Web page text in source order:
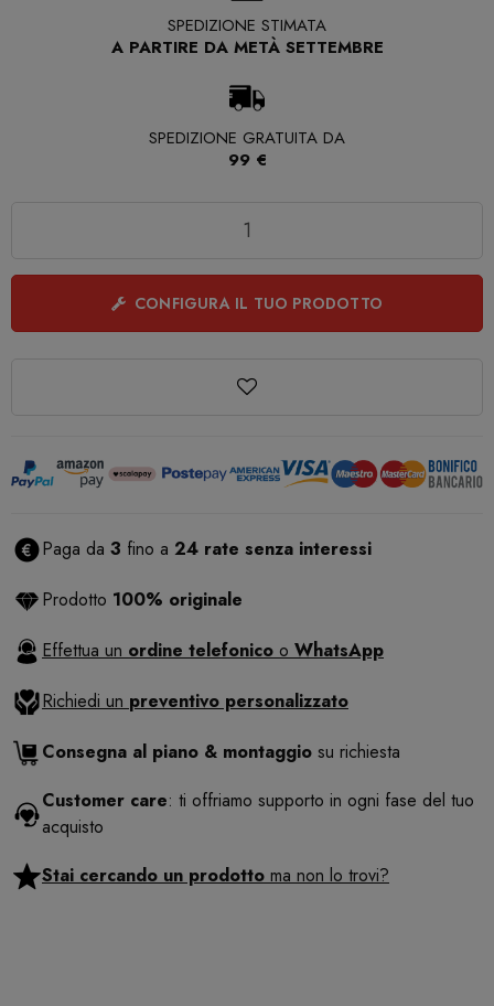
SPEDIZIONE STIMATA
A PARTIRE DA METÀ SETTEMBRE
SPEDIZIONE GRATUITA DA
99 €
CONFIGURA IL TUO PRODOTTO
Paga da 3 fino a 24 rate senza interessi
Prodotto 100% originale
Effettua un ordine telefonico o WhatsApp
Richiedi un preventivo personalizzato
Consegna al piano & montaggio su richiesta
Customer care: ti offriamo supporto in ogni fase del tuo
acquisto
Stai cercando un prodotto ma non lo trovi?